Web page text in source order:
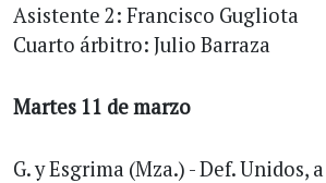
Asistente 2: Francisco Gugliota
Cuarto árbitro: Julio Barraza
Martes 11 de marzo
G. y Esgrima (Mza.) - Def. Unidos,